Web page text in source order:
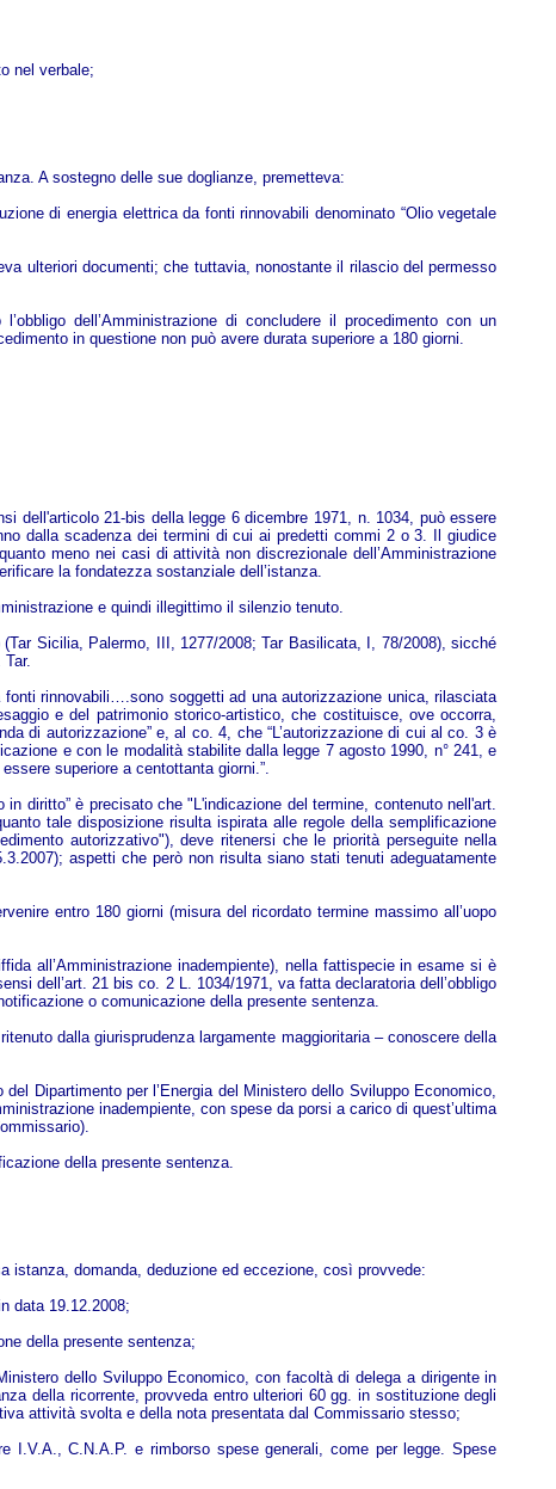
nel verbale;
A sostegno delle sue doglianze, premetteva:
di energia elettrica da fonti rinnovabili denominato “Olio vegetale
ulteriori documenti; che tuttavia, nonostante il rilascio del permesso
dell’Amministrazione di concludere il procedimento con un
in questione non può avere durata superiore a 180 giorni.
dell'articolo 21-bis della legge 6 dicembre 1971, n. 1034, può essere
dalla scadenza dei termini di cui ai predetti commi 2 o 3. Il giudice
meno nei casi di attività non discrezionale dell’Amministrazione
la fondatezza sostanziale dell’istanza.
e quindi illegittimo il silenzio tenuto.
Sicilia, Palermo, III, 1277/2008; Tar Basilicata, I, 78/2008), sicché
fonti rinnovabili….sono soggetti ad una autorizzazione unica, rilasciata
e del patrimonio storico-artistico, che costituisce, ove occorra,
di autorizzazione” e, al co. 4, che “L’autorizzazione di cui al co. 3 è
e con le modalità stabilite dalla legge 7 agosto 1990, n° 241, e
superiore a centottanta giorni.”.
diritto” è precisato che "L'indicazione del termine, contenuto nell'art.
tale disposizione risulta ispirata alle regole della semplificazione
autorizzativo"), deve ritenersi che le priorità perseguite nella
aspetti che però non risulta siano stati tenuti adeguatamente
entro 180 giorni (misura del ricordato termine massimo all’uopo
all’Amministrazione inadempiente), nella fattispecie in esame si è
dell’art. 21 bis co. 2 L. 1034/1971, va fatta declaratoria dell’obbligo
o comunicazione della presente sentenza.
dalla giurisprudenza largamente maggioritaria – conoscere della
Dipartimento per l’Energia del Ministero dello Sviluppo Economico,
inadempiente, con spese da porsi a carico di quest’ultima
della presente sentenza.
istanza, domanda, deduzione ed eccezione, così provvede:
data 19.12.2008;
della presente sentenza;
dello Sviluppo Economico, con facoltà di delega a dirigente in
della ricorrente, provveda entro ulteriori 60 gg. in sostituzione degli
attività svolta e della nota presentata dal Commissario stesso;
I.V.A., C.N.A.P. e rimborso spese generali, come per legge. Spese